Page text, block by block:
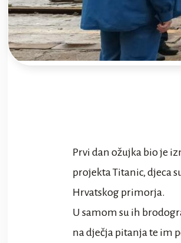
Prvi dan ožujka bio je
projekta Titanic, djeca
Hrvatskog primorja.
U samom su ih
na dječja pitanja te im